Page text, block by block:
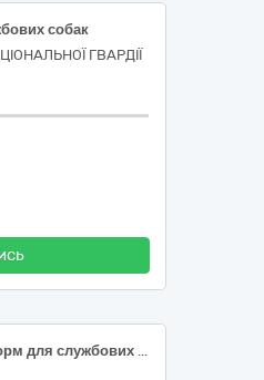
собак
ГВАРДІЇ
Сухий повнораціонний корм для службових собак (еквівалент бренду JOSERA, клас суперпреміум)